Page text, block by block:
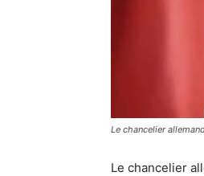
Le chancelier
Le chancelier